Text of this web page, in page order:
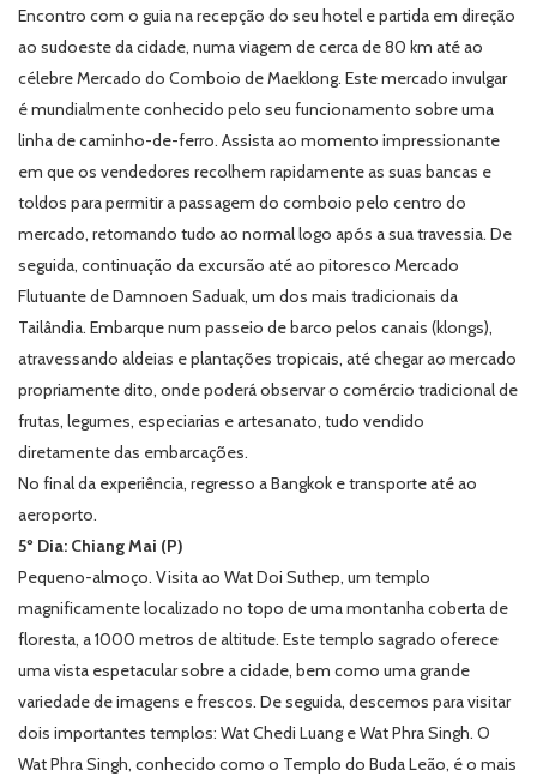
Encontro com o guia na recepção do seu hotel e partida em direção
ao sudoeste da cidade, numa viagem de cerca de 80 km até ao
célebre Mercado do Comboio de Maeklong. Este mercado invulgar
é mundialmente conhecido pelo seu funcionamento sobre uma
linha de caminho-de-ferro. Assista ao momento impressionante
em que os vendedores recolhem rapidamente as suas bancas e
toldos para permitir a passagem do comboio pelo centro do
mercado, retomando tudo ao normal logo após a sua travessia. De
seguida, continuação da excursão até ao pitoresco Mercado
Flutuante de Damnoen Saduak, um dos mais tradicionais da
Tailândia. Embarque num passeio de barco pelos canais (klongs),
atravessando aldeias e plantações tropicais, até chegar ao mercado
propriamente dito, onde poderá observar o comércio tradicional de
frutas, legumes, especiarias e artesanato, tudo vendido
diretamente das embarcações.
No final da experiência, regresso a Bangkok e transporte até ao
aeroporto.
5º Dia: Chiang Mai (P)
Pequeno-almoço. Visita ao Wat Doi Suthep, um templo
magnificamente localizado no topo de uma montanha coberta de
floresta, a 1000 metros de altitude. Este templo sagrado oferece
uma vista espetacular sobre a cidade, bem como uma grande
variedade de imagens e frescos. De seguida, descemos para visitar
dois importantes templos: Wat Chedi Luang e Wat Phra Singh. O
Wat Phra Singh, conhecido como o Templo do Buda Leão, é o mais